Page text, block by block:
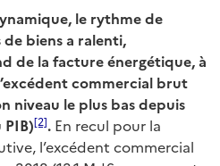
le rythme de
de biens a ralenti,
de la facture énergétique, à
commercial brut
niveau le plus bas depuis
PIB)[2]. En recul pour la
l’excédent commercial